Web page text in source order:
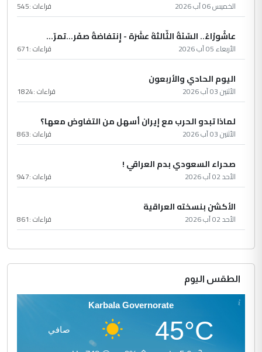
الخميس 06 آب 2026 قراءات :545
عاشُورْاءُ.. السّنَةُ الثّالثةَ عشَرَة - إِنتفاضةُ صفَر…تمرّ...
الأربعاء 05 آب 2026 قراءات :671
اليوم الحادي والأربعون
الأثنين 03 آب 2026 قراءات :1824
لماذا تبدو الحرب مع إيران أسهل من التفاوض معها؟
الأثنين 03 آب 2026 قراءات :863
صحراء السعودي بدم العراقي !
الأحد 02 آب 2026 قراءات :947
الأكشن بنسخته العراقية
الأحد 02 آب 2026 قراءات :861
الطقس اليوم
Karbala Governorate
45°C صافي